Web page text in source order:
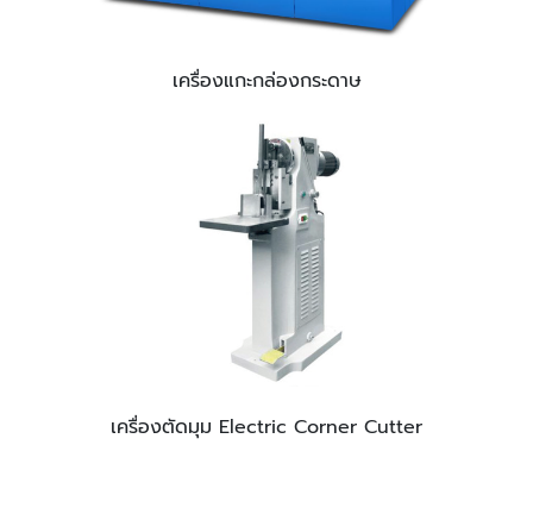
เครื่องแกะกล่องกระดาษ
เครื่องตัดมุม Electric Corner Cutter